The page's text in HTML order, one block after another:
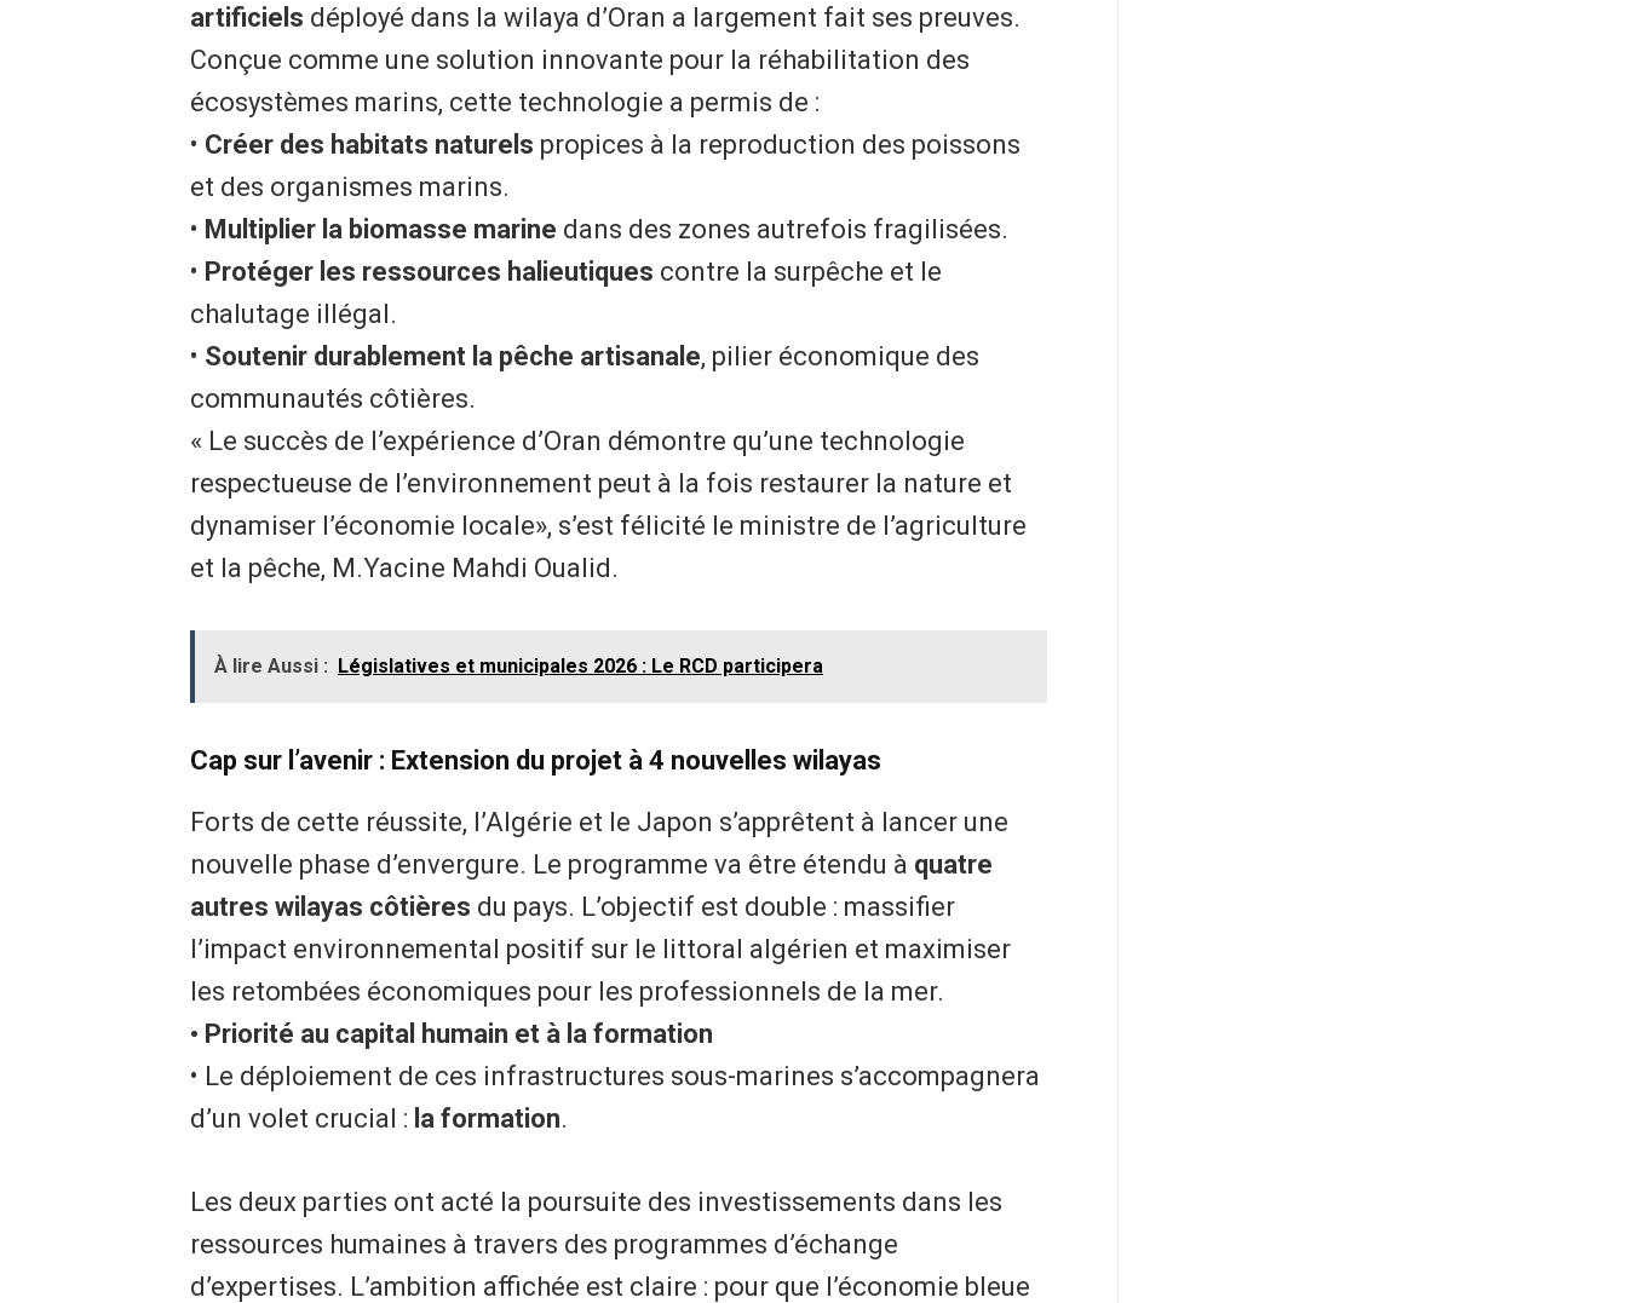
artificiels déployé dans la wilaya d’Oran a largement fait ses preuves.
Conçue comme une solution innovante pour la réhabilitation des
écosystèmes marins, cette technologie a permis de :
• ​ Créer des habitats naturels propices à la reproduction des poissons
et des organismes marins.
• ​ Multiplier la biomasse marine dans des zones autrefois fragilisées.
• ​ Protéger les ressources halieutiques contre la surpêche et le
chalutage illégal.
• ​ Soutenir durablement la pêche artisanale, pilier économique des
communautés côtières.
« Le succès de l’expérience d’Oran démontre qu’une technologie
respectueuse de l’environnement peut à la fois restaurer la nature et
dynamiser l’économie locale», s’est félicité le ministre de l’agriculture
et la pêche, M.Yacine Mahdi Oualid.
À lire Aussi : Législatives et municipales 2026 : Le RCD participera
Cap sur l’avenir : Extension du projet à 4 nouvelles wilayas
Forts de cette réussite, l’Algérie et le Japon s’apprêtent à lancer une
nouvelle phase d’envergure. Le programme va être étendu à quatre
autres wilayas côtières du pays. L’objectif est double : massifier
l’impact environnemental positif sur le littoral algérien et maximiser
les retombées économiques pour les professionnels de la mer.
• ​Priorité au capital humain et à la formation
• ​Le déploiement de ces infrastructures sous-marines s’accompagnera
d’un volet crucial : la formation.
Les deux parties ont acté la poursuite des investissements dans les
ressources humaines à travers des programmes d’échange
d’expertises. L’ambition affichée est claire : pour que l’économie bleue